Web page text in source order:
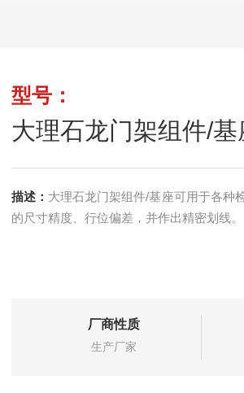
型号：
大理石龙门架组件/基
描述： 大理石龙门架组件/基座可用于各种
的尺寸精度、行位偏差，并作出精密划线。
厂商性质
生产厂家